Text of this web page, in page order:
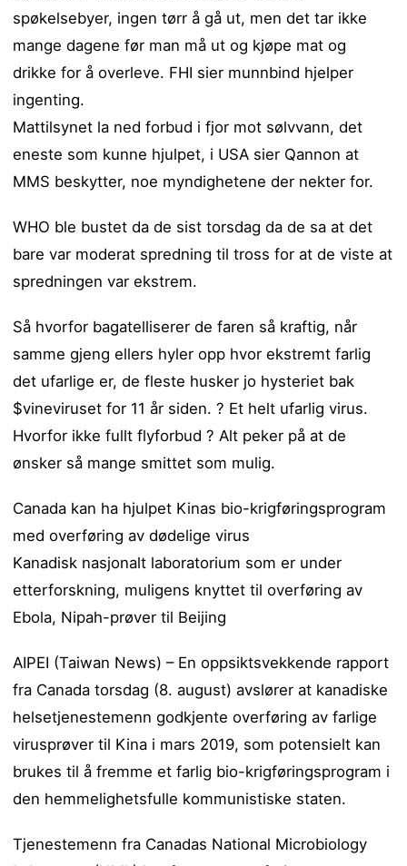
spøkelsebyer, ingen tørr å gå ut, men det tar ikke
mange dagene før man må ut og kjøpe mat og
drikke for å overleve. FHI sier munnbind hjelper
ingenting.
Mattilsynet la ned forbud i fjor mot sølvvann, det
eneste som kunne hjulpet, i USA sier Qannon at
MMS beskytter, noe myndighetene der nekter for.
WHO ble bustet da de sist torsdag da de sa at det
bare var moderat spredning til tross for at de viste at
spredningen var ekstrem.
Så hvorfor bagatelliserer de faren så kraftig, når
samme gjeng ellers hyler opp hvor ekstremt farlig
det ufarlige er, de fleste husker jo hysteriet bak
$vineviruset for 11 år siden. ? Et helt ufarlig virus.
Hvorfor ikke fullt flyforbud ? Alt peker på at de
ønsker så mange smittet som mulig.
Canada kan ha hjulpet Kinas bio-krigføringsprogram
med overføring av dødelige virus
Kanadisk nasjonalt laboratorium som er under
etterforskning, muligens knyttet til overføring av
Ebola, Nipah-prøver til Beijing
AIPEI (Taiwan News) – En oppsiktsvekkende rapport
fra Canada torsdag (8. august) avslører at kanadiske
helsetjenestemenn godkjente overføring av farlige
virusprøver til Kina i mars 2019, som potensielt kan
brukes til å fremme et farlig bio-krigføringsprogram i
den hemmelighetsfulle kommunistiske staten.
Tjenestemenn fra Canadas National Microbiology